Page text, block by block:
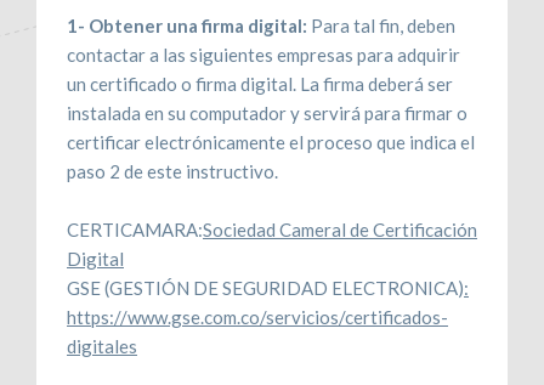
1- Obtener una firma digital: Para tal fin, deben
contactar a las siguientes empresas para adquirir
un certificado o firma digital. La firma deberá ser
instalada en su computador y servirá para firmar o
certificar electrónicamente el proceso que indica el
paso 2 de este instructivo.
CERTICAMARA:Sociedad Cameral de Certificación
Digital
GSE (GESTIÓN DE SEGURIDAD ELECTRONICA):
https://www.gse.com.co/servicios/certificados-
digitales